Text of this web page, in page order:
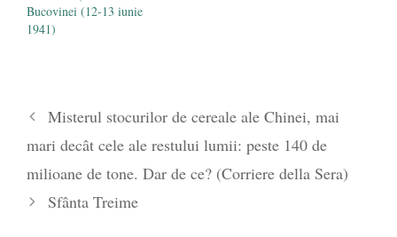
Bucovinei (12-13 iunie
1941)
Misterul stocurilor de cereale ale Chinei, mai
mari decât cele ale restului lumii: peste 140 de
milioane de tone. Dar de ce? (Corriere della Sera)
Sfânta Treime